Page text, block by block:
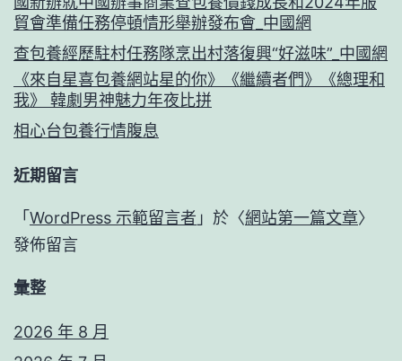
貿會準備任務停頓情形舉辦發布會_中國網
查包養經歷駐村任務隊烹出村落復興“好滋味”_中國網
《來自星喜包養網站星的你》《繼續者們》《總理和
我》 韓劇男神魅力年夜比拼
相心台包養行情腹息
近期留言
「 WordPress 示範留言者 」於〈網站第一篇文章〉
發佈留言
彙整
2026 年 8 月